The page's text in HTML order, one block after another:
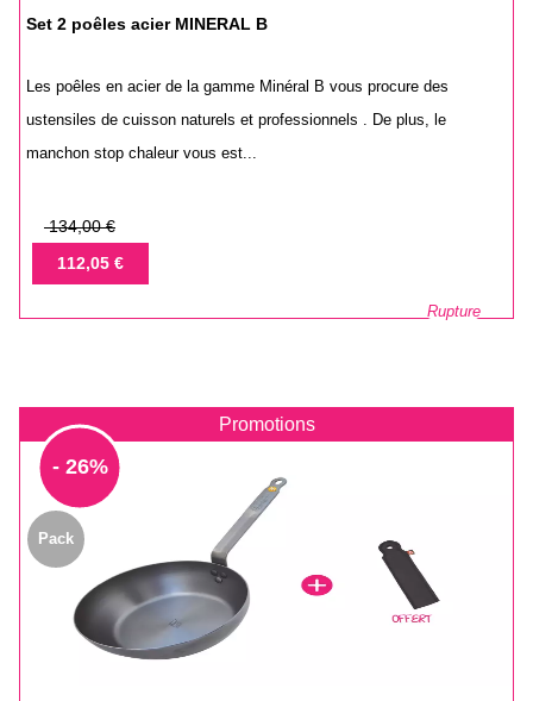
Set 2 poêles acier MINERAL B
Les poêles en acier de la gamme Minéral B vous procure des
ustensiles de cuisson naturels et professionnels . De plus, le
manchon stop chaleur vous est...
Prix
base
134,00 €
Prix112,05 €
Rupture
Promotions
- 26%
Pack